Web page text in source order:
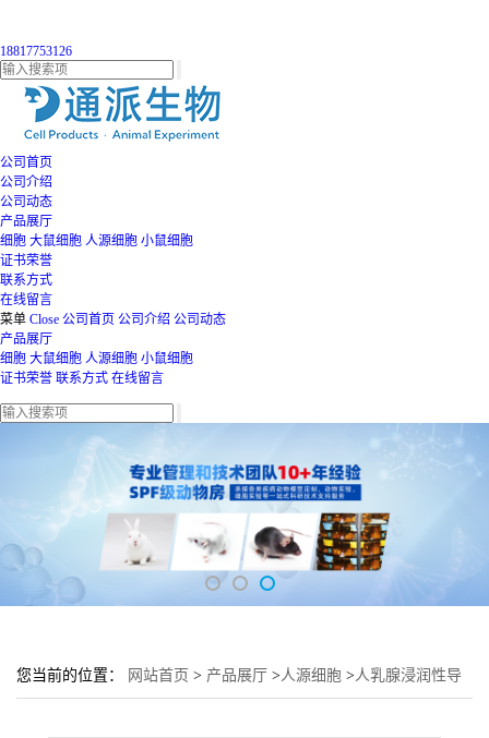
18817753126
公司首页
公司介绍
公司动态
产品展厅
细胞 大鼠细胞 人源细胞 小鼠细胞
证书荣誉
联系方式
在线留言
菜单 Close 公司首页 公司介绍 公司动态
产品展厅
细胞 大鼠细胞 人源细胞 小鼠细胞
证书荣誉 联系方式 在线留言
您当前的位置： 网站首页 > 产品展厅 >人源细胞 >人乳腺浸润性导